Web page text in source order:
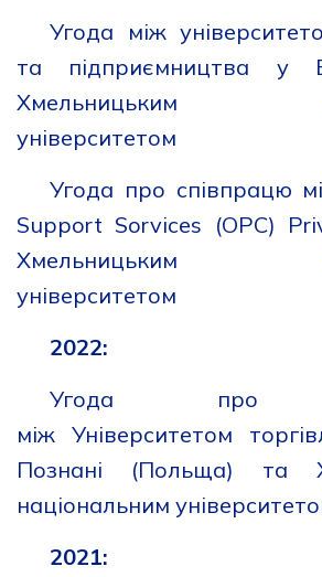
Угода між
та підприємництва у
Хмельницьким
університетом
Угода про співпрацю
Support Sorvices (OPC)
Хмельницьким
університетом
2022:
Угода про
між Університетом
Познані (Польща) та
національним
2021: